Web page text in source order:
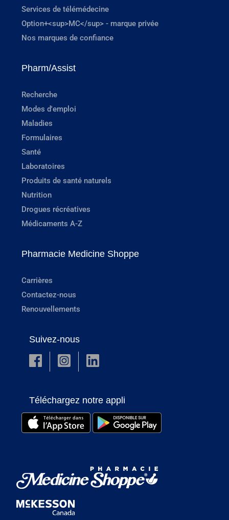
Services de télémédecine
Option+<sup>MC</sup> - marque privée
Nos marques de confiance
Pharm/Assist
Recherche
Modes d'emploi
Maladies
Formulaires
Santé
Laboratoires
Produits de santé naturels
Nutrition
Drogues récréatives
Médicaments A-Z
Pharmacie Medicine Shoppe
Carrières
Contactez-nous
Renouvellements
Suivez-nous
Téléchargez notre appli